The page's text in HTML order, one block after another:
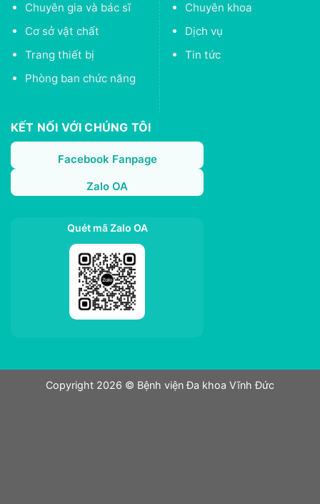
Chuyên gia và bác sĩ
Cơ sở vật chất
Trang thiết bị
Phòng ban chức năng
Chuyên khoa
Dịch vụ
Tin tức
KẾT NỐI VỚI CHÚNG TÔI
Facebook Fanpage
Zalo OA
Quét mã Zalo OA
Copyright 2026 © Bệnh viện Đa khoa Vĩnh Đức